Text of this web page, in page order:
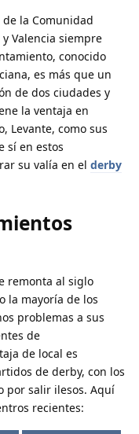
la Comunidad
Valencia siempre
conocido
es más que un
de dos ciudades y
la ventaja en
Levante, como sus
sí en estos
su valía en el derby
remonta al siglo
la mayoría de los
problemas a sus
de
de local es
de derby, con los
por salir ilesos. Aquí
recientes: